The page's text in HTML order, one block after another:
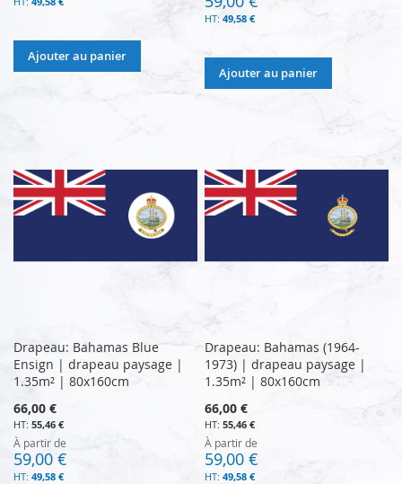
Ajouter au panier
49,58 €
Ajouter au panier
Drapeau: Bahamas Blue
Ensign | drapeau paysage |
1.35m² | 80x160cm
66,00 €
55,46 €
À partir de
59,00 €
49,58 €
Drapeau: Bahamas (1964-
1973) | drapeau paysage |
1.35m² | 80x160cm
66,00 €
55,46 €
À partir de
59,00 €
49,58 €